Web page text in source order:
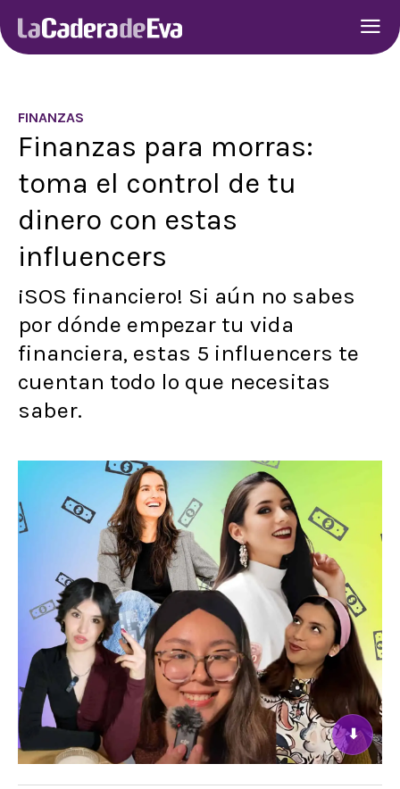
FINANZAS
Finanzas para morras:
toma el control de tu
dinero con estas
influencers
¡SOS financiero! Si aún no sabes
por dónde empezar tu vida
financiera, estas 5 influencers te
cuentan todo lo que necesitas
saber.
⬇